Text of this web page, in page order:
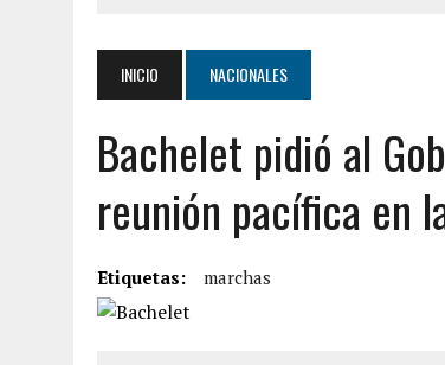
3 AGOSTO, 2026 | YARACUY: INTENTÓ
2 AGOSTO, 2026
AYUDABA A PERSONAS EN
7 AGOSTO, 2026
| YARACUY: ASESINARON DOS
7 AGOSTO, 2026 | LOCALIZARON CUERPO DE
INICIO NACIONALES
Bachelet pidió al
reunión pacífica en
Etiquetas: marchas